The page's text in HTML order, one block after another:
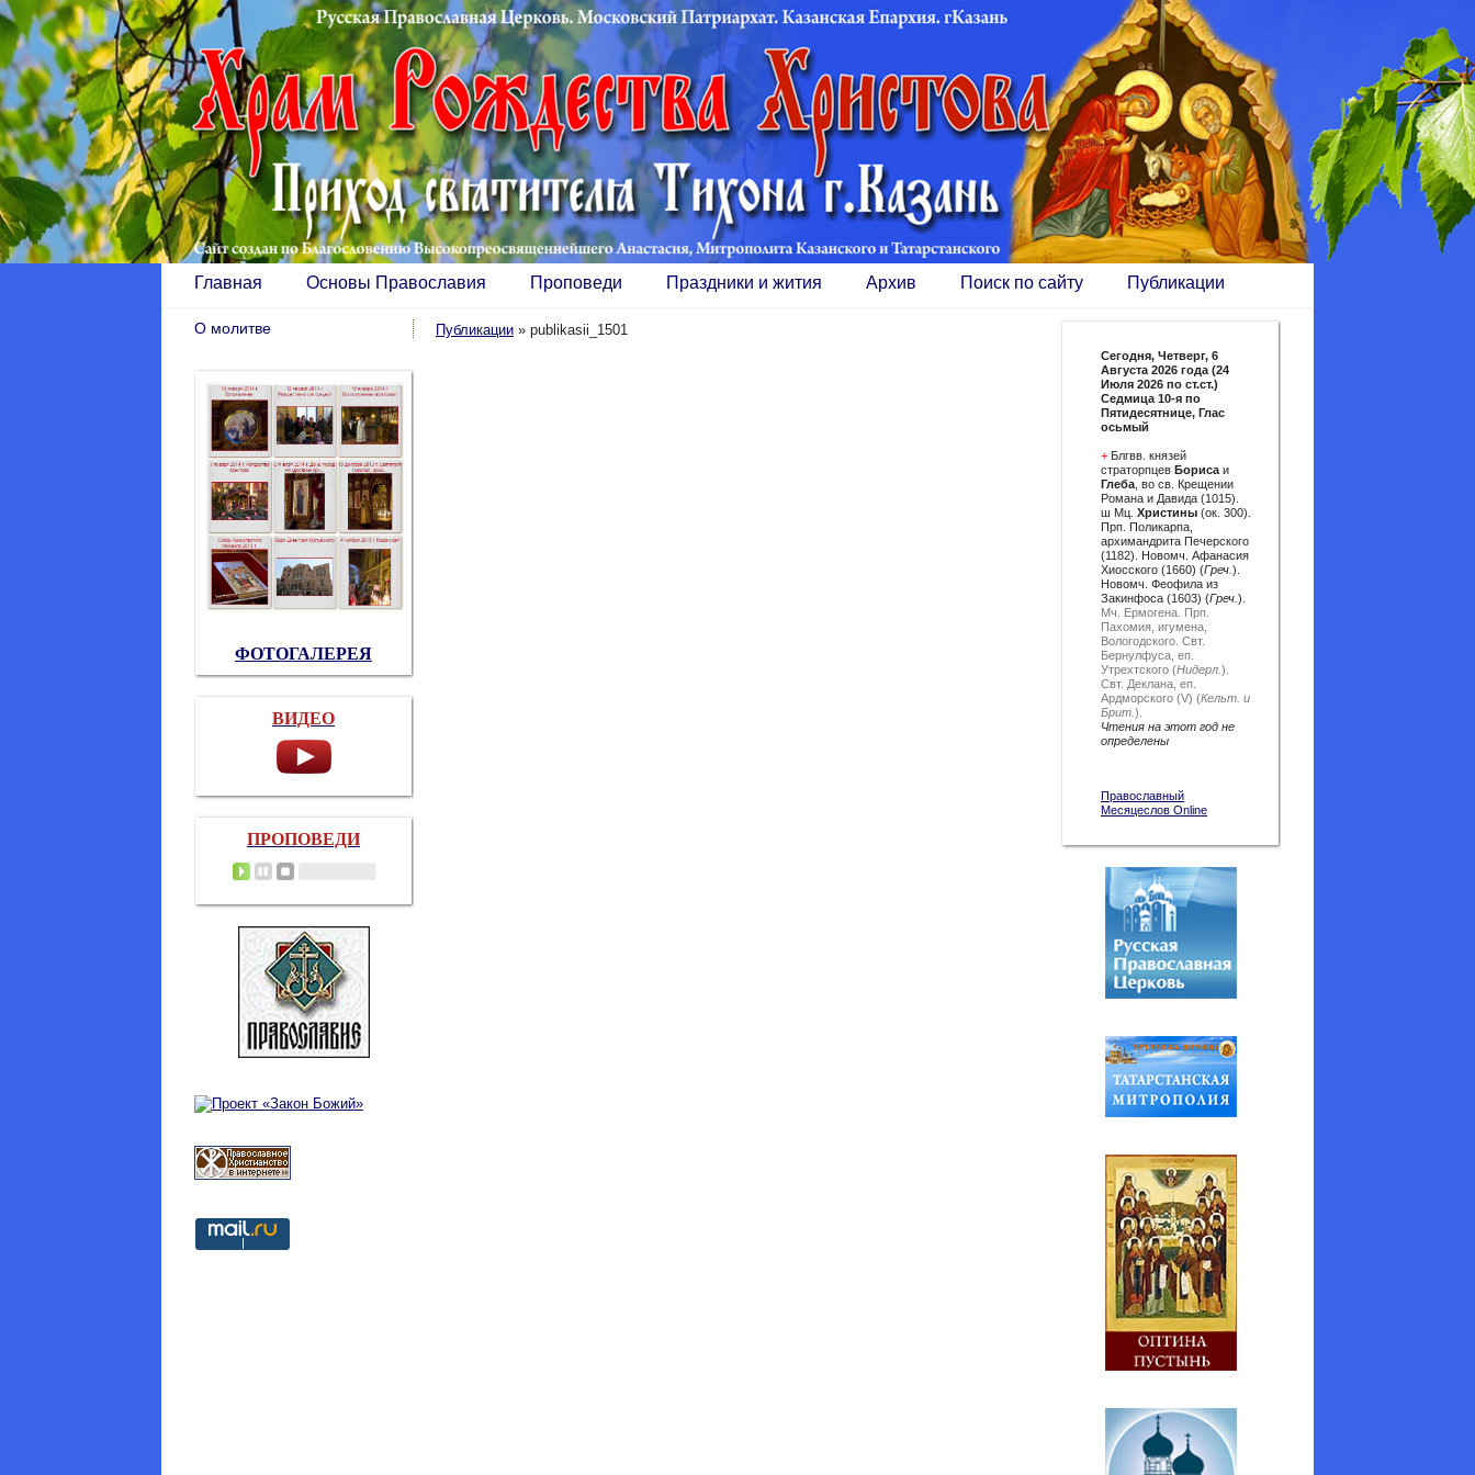
Главная Основы Православия Проповеди Праздники и жития Архив Поиск по сайту Публикации
Публикации » publikasii_1501
О молитве
ФОТОГАЛЕРЕЯ
ВИДЕО
ПРОПОВЕДИ
Сегодня, Четверг, 6
Августа 2026 года (24
Июля 2026 по ст.ст.)
Седмица 10-я по
Пятидесятнице, Глас
осьмый
+ Блгвв. князей
страторпцев Бориса и
Глеба , во св. Крещении
Романа и Давида (1015).
ш Мц. Христины (ок. 300).
Прп. Поликарпа,
архимандрита Печерского
(1182). Новомч. Афанасия
Хиосского (1660) (Греч. ).
Новомч. Феофила из
Закинфоса (1603) (Греч. ).
Мч. Ермогена. Прп.
Пахомия, игумена,
Вологодского. Свт.
Бернулфуса, еп.
Утрехтского (Нидерл. ).
Свт. Деклана, еп.
Ардморского (V) (Кельт. и
Брит. ).
Чтения на этот год не
определены
Православный
Месяцеслов Online